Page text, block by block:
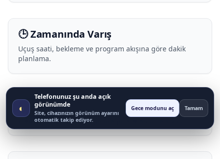
🕒 Zamanında Varış
Uçuş saati, bekleme ve program akışına göre dakik
planlama.
🔒 Gizlilik
Lokasyon/rota bilgileri gizlilik protokolü ile korunur.
◐
Telefonunuz şu anda açık
görünümde
Site, cihazınızın görünüm ayarını
otomatik takip ediyor.
Gece modunu aç Tamam